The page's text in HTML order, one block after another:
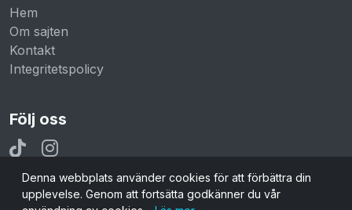
Hem
Om sajten
Kontakt
Integritetspolicy
Följ oss
Denna webbplats använder cookies för att förbättra din
upplevelse. Genom att fortsätta godkänner du vår